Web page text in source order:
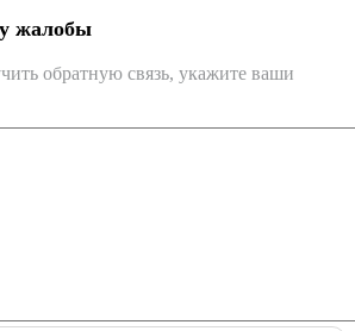
жалобы
обратную связь, укажите ваши